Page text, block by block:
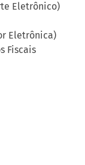
Eletrônico)
Eletrônica)
Fiscais